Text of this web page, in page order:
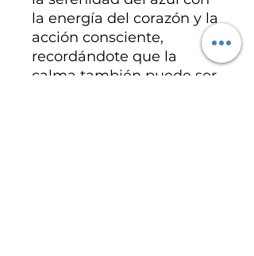
la energía del corazón y la
acción consciente,
recordándote que la
calma también puede ser